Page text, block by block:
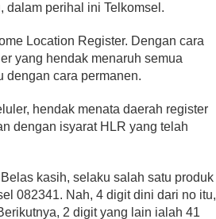
dalam perihal ini Telkomsel.
Location Register. Dengan cara
yang hendak menaruh semua
dengan cara permanen.
hendak menata daerah register
dengan isyarat HLR yang telah
kasih, selaku salah satu produk
082341. Nah, 4 digit dini dari no itu,
2 digit yang lain ialah 41